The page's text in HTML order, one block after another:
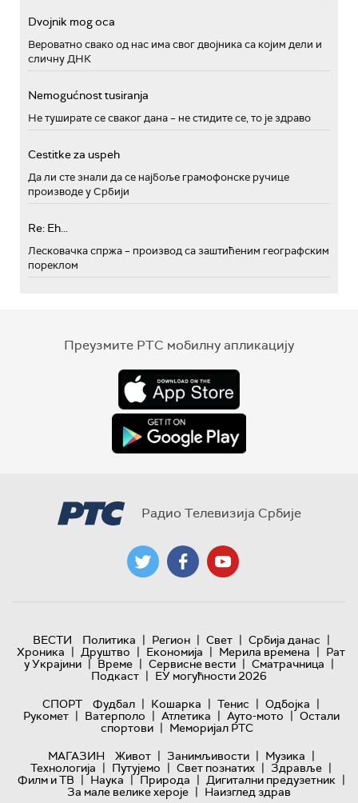
Dvojnik mog oca
Вероватно свако од нас има свог двојника са којим дели и
сличну ДНК
Nemogućnost tusiranja
Не туширате се сваког дана – не стидите се, то је здраво
Cestitke za uspeh
Да ли сте знали да се најбоље грамофонске ручице
производе у Србији
Re: Eh...
Лесковачка спржа – производ са заштићеним географским
пореклом
Преузмите РТС мобилну апликацију
Радио Телевизија Србије
ВЕСТИ Политика | Регион | Свет | Србија данас |
Хроника | Друштво | Економија | Мерила времена | Рат
у Украјини | Време | Сервисне вести | Сматрачница |
Подкаст | ЕУ могућности 2026
СПОРТ
Фудбал | Кошарка | Тенис | Одбојка |
Рукомет | Ватерполо | Атлетика | Ауто-мото | Остали
спортови | Меморијал РТС
МАГАЗИН
Живот | Занимљивости | Музика |
Технологијa | Путујемо | Свет познатих | Здравље |
Филм и ТВ | Наука | Природа | Дигитални предузетник |
За мале велике хероје | Наизглед здрав